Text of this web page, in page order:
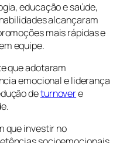
educação e saúde,
alcançaram
mais rápidas e
equipe.
que adotaram
emocional e liderança
deturnovere
que investir no